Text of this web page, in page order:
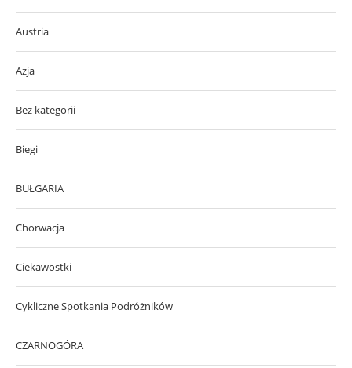
Austria
Azja
Bez kategorii
Biegi
BUŁGARIA
Chorwacja
Ciekawostki
Cykliczne Spotkania Podróżników
CZARNOGÓRA